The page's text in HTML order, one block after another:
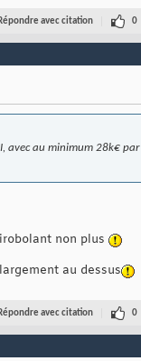
Répondre avec citation 0
avec au minimum 28k€ par
non plus
au dessus
Répondre avec citation 0